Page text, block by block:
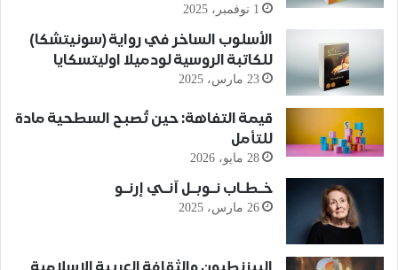
1 نوفمبر، 2025
الأسلوب الساخر في رواية (سونيتشكا)
للكاتبة الروسية لودميلا اوليتسكايا
23 مارس، 2025
قيمة التفاهة: حين تُصبح السطحية مادة
للتأمل
28 مايو، 2026
خـطـاب نـوبـل آنـي إرنـو
26 مارس، 2025